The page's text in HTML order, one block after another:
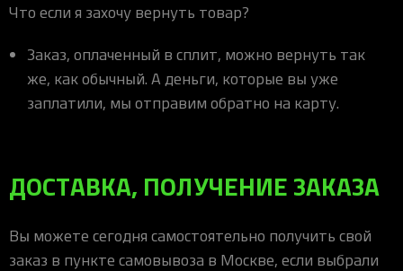
Что если я захочу вернуть товар?
Заказ, оплаченный в сплит, можно вернуть так
же, как обычный. А деньги, которые вы уже
заплатили, мы отправим обратно на карту.
ДОСТАВКА, ПОЛУЧЕНИЕ ЗАКАЗА
Вы можете сегодня самостоятельно получить свой
заказ в пункте самовывоза в Москве, если выбрали